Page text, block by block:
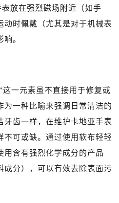
放在强烈磁场附近（如手
动时佩戴（尤其是对于机械表
。
这一元素虽不直接用于修复或
为一种比喻来强调日常清洁的
牙齿一样，在维护卡地亚手表
不可或缺。通过使用软布轻轻
用含有强烈化学成分的产品
成分），可以有效去除表面污